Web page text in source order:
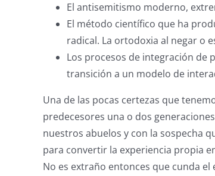
El antisemitismo moderno,
El método científico que ha
radical. La ortodoxia al negar o
Los procesos de integración de
transición a un modelo de
Una de las pocas certezas que
predecesores una o dos
nuestros abuelos y con la sospecha
para convertir la experiencia propia
No es extraño entonces que cunda